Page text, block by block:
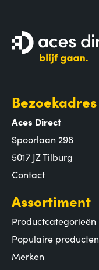
Bezoekadres
Aces Direct
Spoorlaan 298
5017 JZ Tilburg
Contact
Assortiment
Productcategorieën
Populaire producten
Merken